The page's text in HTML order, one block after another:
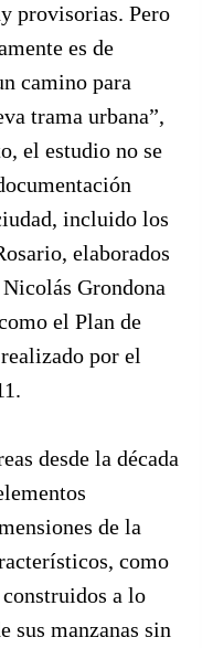
provisorias. Pero
es de
camino para
trama urbana”,
el estudio no se
incluido los
elaborados
Grondona
el Plan de
por el
desde la década
de la
como
a lo
sus manzanas sin